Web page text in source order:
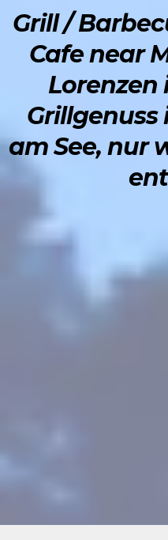
Grill /
Cafe near
Lorenzen
Grillgenuss
am See, nur